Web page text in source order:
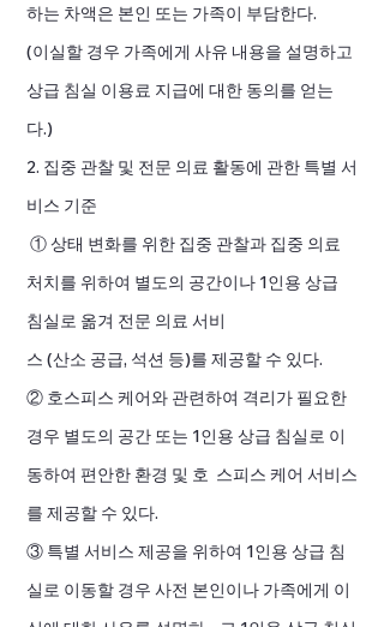
하는 차액은 본인 또는 가족이 부담한다.
(이실할 경우 가족에게 사유 내용을 설명하고
상급 침실 이용료 지급에 대한 동의를 얻는
다.)
2. 집중 관찰 및 전문 의료 활동에 관한 특별 서
비스 기준
① 상태 변화를 위한 집중 관찰과 집중 의료
처치를 위하여 별도의 공간이나 1인용 상급
침실로 옮겨 전문 의료 서비
스 (산소 공급, 석션 등)를 제공할 수 있다.
② 호스피스 케어와 관련하여 격리가 필요한
경우 별도의 공간 또는 1인용 상급 침실로 이
동하여 편안한 환경 및 호 스피스 케어 서비스
를 제공할 수 있다.
③ 특별 서비스 제공을 위하여 1인용 상급 침
실로 이동할 경우 사전 본인이나 가족에게 이